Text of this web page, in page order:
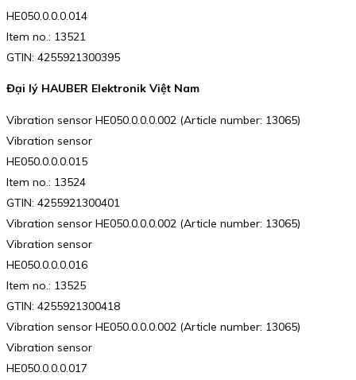
HE050.0.0.0.014
Item no.: 13521
GTIN: 4255921300395
Đại lý HAUBER Elektronik Việt Nam
Vibration sensor HE050.0.0.0.002 (Article number: 13065)
Vibration sensor
HE050.0.0.0.015
Item no.: 13524
GTIN: 4255921300401
Vibration sensor HE050.0.0.0.002 (Article number: 13065)
Vibration sensor
HE050.0.0.0.016
Item no.: 13525
GTIN: 4255921300418
Vibration sensor HE050.0.0.0.002 (Article number: 13065)
Vibration sensor
HE050.0.0.0.017